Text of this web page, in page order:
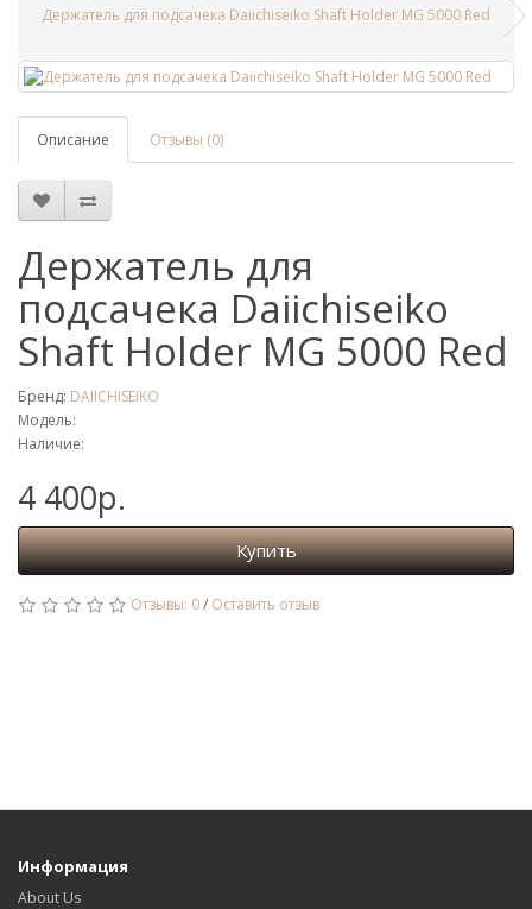
Держатель для подсачека Daiichiseiko Shaft Holder MG 5000 Red
Описание Отзывы (0)
Держатель для
подсачека Daiichiseiko
Shaft Holder MG 5000 Red
Бренд: DAIICHISEIKO
Модель:
Наличие:
4 400р.
Купить
Отзывы: 0/ Оставить отзыв
Информация
About Us